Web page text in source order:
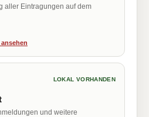
aller Eintragungen auf dem
LOKAL VORHANDEN
und weitere